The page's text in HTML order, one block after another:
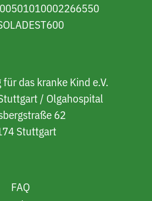
das kranke Kind e.V.
/ Olgahospital
62
Stuttgart
FAQ